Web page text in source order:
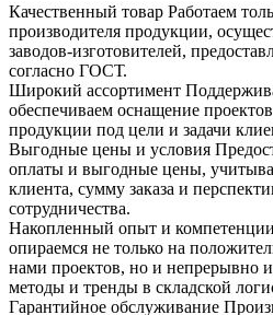
Качественный товар Работаем
производителя продукции,
заводов-изготовителей,
согласно ГОСТ.
Широкий ассортимент
обеспечиваем оснащение
продукции под цели и задачи
Выгодные цены и условия
оплаты и выгодные цены,
клиента, сумму заказа и
сотрудничества.
Накопленный опыт и компетенции
опираемся не только на
нами проектов, но и непрерывно
методы и тренды в складской
Гарантийное обслуживание